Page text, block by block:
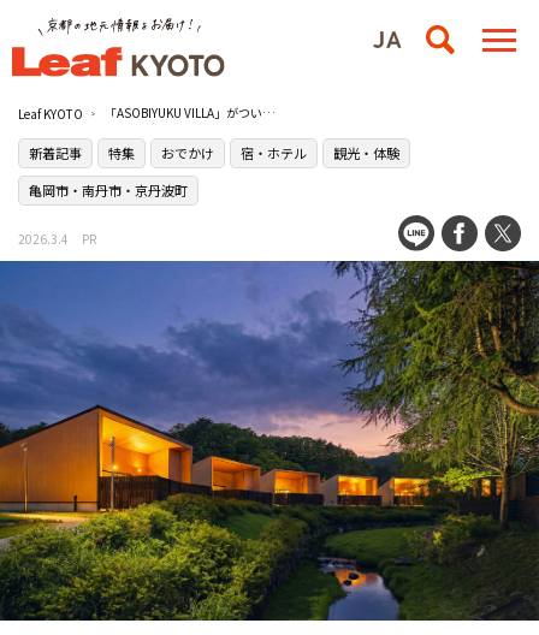
Leaf KYOTO 「ASOBIYUKU VILLA」がついに完成！温泉もグルメもレジャーも、京都・南丹市の［レジャー＆スパリゾート ASOBIYUKU 京都るり渓温泉］で過ごす休日
新着記事 特集 おでかけ 宿・ホテル
観光・体験
亀岡市・南丹市・京丹波町
2026.3.4 PR